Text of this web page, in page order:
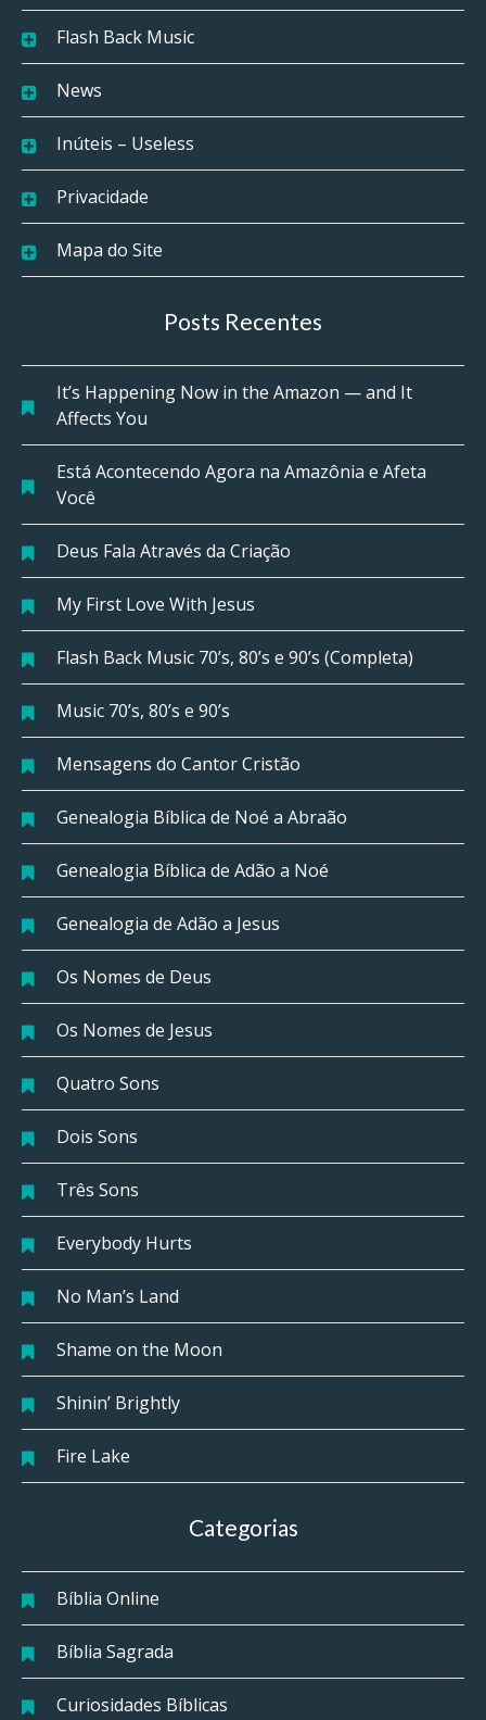
Flash Back Music
News
Inúteis – Useless
Privacidade
Mapa do Site
Posts Recentes
It’s Happening Now in the Amazon — and It
Affects You
Está Acontecendo Agora na Amazônia e Afeta
Você
Deus Fala Através da Criação
My First Love With Jesus
Flash Back Music 70’s, 80’s e 90’s (Completa)
Music 70’s, 80’s e 90’s
Mensagens do Cantor Cristão
Genealogia Bíblica de Noé a Abraão
Genealogia Bíblica de Adão a Noé
Genealogia de Adão a Jesus
Os Nomes de Deus
Os Nomes de Jesus
Quatro Sons
Dois Sons
Três Sons
Everybody Hurts
No Man’s Land
Shame on the Moon
Shinin’ Brightly
Fire Lake
Categorias
Bíblia Online
Bíblia Sagrada
Curiosidades Bíblicas